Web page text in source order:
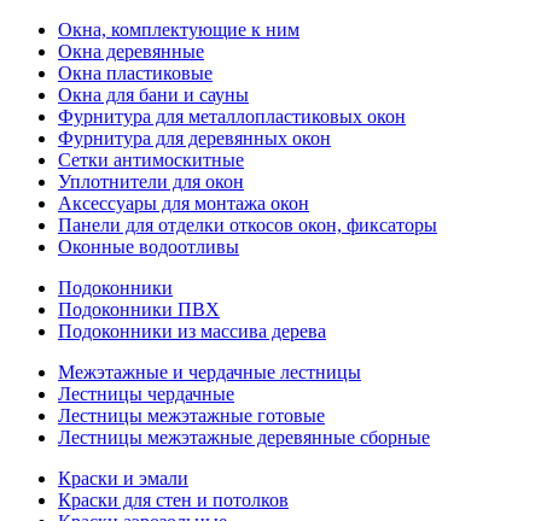
Окна, комплектующие к ним
Окна деревянные
Окна пластиковые
Окна для бани и сауны
Фурнитура для металлопластиковых окон
Фурнитура для деревянных окон
Сетки антимоскитные
Уплотнители для окон
Аксессуары для монтажа окон
Панели для отделки откосов окон, фиксаторы
Оконные водоотливы
Подоконники
Подоконники ПВХ
Подоконники из массива дерева
Межэтажные и чердачные лестницы
Лестницы чердачные
Лестницы межэтажные готовые
Лестницы межэтажные деревянные сборные
Краски и эмали
Краски для стен и потолков